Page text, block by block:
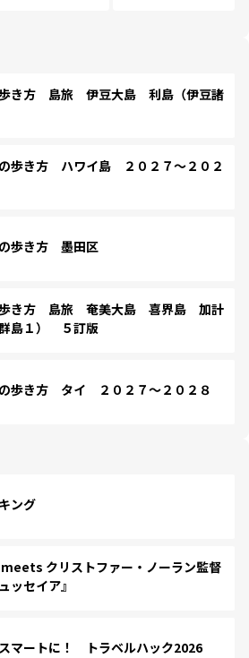
き方 島旅 伊豆大島 利島（伊豆諸
歩き方 ハワイ島 ２０２７～２０２
歩き方 墨田区
き方 島旅 奄美大島 喜界島 加計
島１） ５訂版
歩き方 タイ ２０２７～２０２８
ング
クリストファー・ノーラン監督
ッセイア』
マートに！ トラベルハック2026